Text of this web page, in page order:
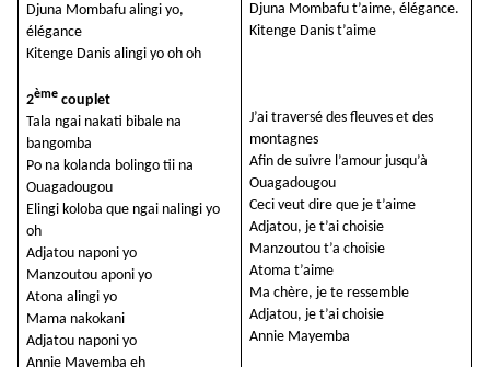
Djuna Mombafu alingi yo,
élégance
Kitenge Danis alingi yo oh oh
2ème couplet
Tala ngai nakati bibale na
bangomba
Po na kolanda bolingo tii na
Ouagadougou
Elingi koloba que ngai nalingi yo
oh
Adjatou naponi yo
Manzoutou aponi yo
Atona alingi yo
Mama nakokani
Adjatou naponi yo
Annie Mayemba eh
Djuna Mombafu t’aime, élégance.
Kitenge Danis t’aime
J’ai traversé des fleuves et des
montagnes
Afin de suivre l’amour jusqu’à
Ouagadougou
Ceci veut dire que je t’aime
Adjatou, je t’ai choisie
Manzoutou t’a choisie
Atoma t’aime
Ma chère, je te ressemble
Adjatou, je t’ai choisie
Annie Mayemba